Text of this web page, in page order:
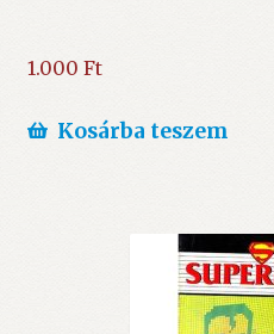
1.000 Ft
Kosárba teszem